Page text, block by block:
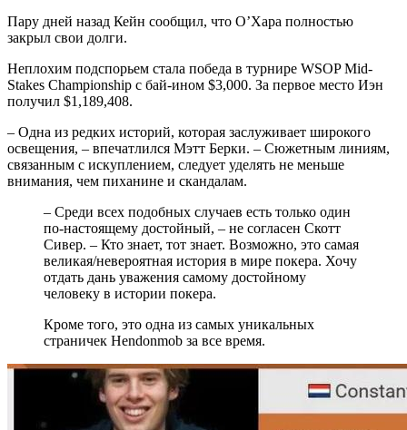
Пару дней назад Кейн сообщил, что О’Хара полностью
закрыл свои долги.
Неплохим подспорьем стала победа в турнире WSOP Mid-
Stakes Championship с бай-ином $3,000. За первое место Иэн
получил $1,189,408.
– Одна из редких историй, которая заслуживает широкого
освещения, – впечатлился Мэтт Берки. – Сюжетным линиям,
связанным с искуплением, следует уделять не меньше
внимания, чем пиханине и скандалам.
– Среди всех подобных случаев есть только один
по-настоящему достойный, – не согласен Скотт
Сивер. – Кто знает, тот знает. Возможно, это самая
великая/невероятная история в мире покера. Хочу
отдать дань уважения самому достойному
человеку в истории покера.
Кроме того, это одна из самых уникальных
страничек Hendonmob за все время.